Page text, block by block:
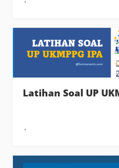
Latihan Soal UP